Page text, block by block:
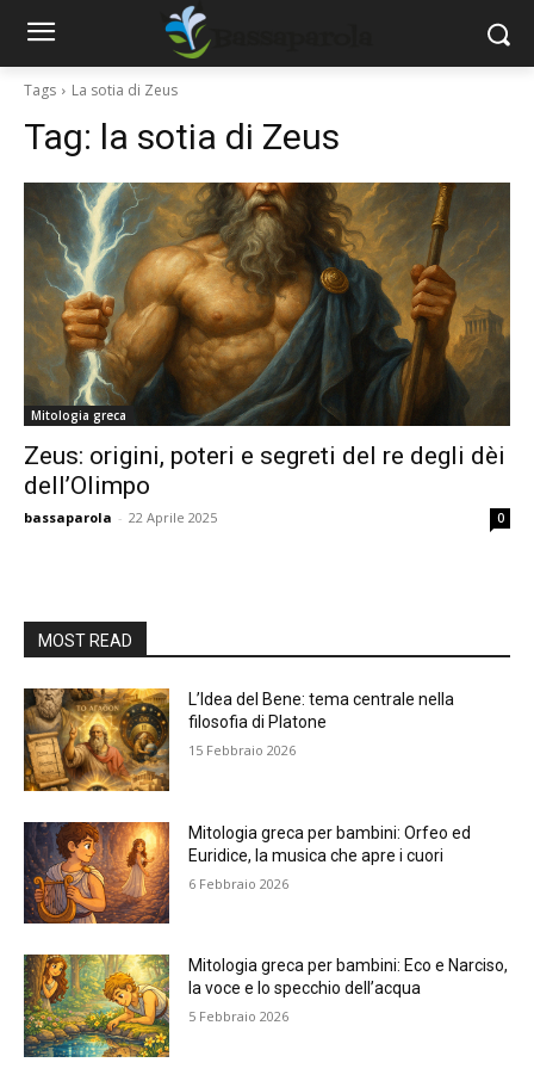
Tags La sotia di Zeus
Tag: la sotia di Zeus
Mitologia greca
Zeus: origini, poteri e segreti del re degli dèi
dell’Olimpo
bassaparola - 22 Aprile 2025 0
MOST READ
L’Idea del Bene: tema centrale nella
filosofia di Platone
15 Febbraio 2026
Mitologia greca per bambini: Orfeo ed
Euridice, la musica che apre i cuori
6 Febbraio 2026
Mitologia greca per bambini: Eco e Narciso,
la voce e lo specchio dell’acqua
5 Febbraio 2026